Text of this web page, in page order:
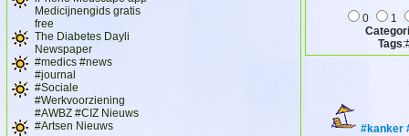
Medicijnengids gratis
free
The Diabetes Dayli
Newspaper
#medics #news
#journal
#Sociale
#Werkvoorziening
#AWBZ #CIZ Nieuws
#Artsen Nieuws
0
1
Tags
#kanker